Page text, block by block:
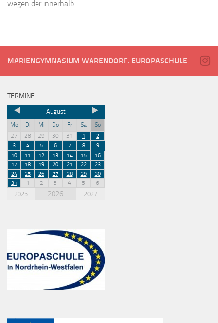
wegen der innerhalb...
MARIENGYMNASIUM WARENDORF. EUROPASCHULE
TERMINE
August
Mo Di Mi Do Fr Sa
So
27
28 29 30 31 1
2
3
4 5 6 7 8
9
10
11 12 13 14 15
16
17
18 19 20 21 22
23
24
25 26 27 28 29
30
31
1 2 3 4 5 6
2025 2026 2027